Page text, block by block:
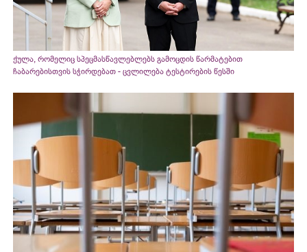
ქულა, რომელიც სპეცმასწავლებლებს გამოცდის წარმატებით
ჩაბარებისთვის სჭირდებათ - ცვლილება ტესტირების წესში